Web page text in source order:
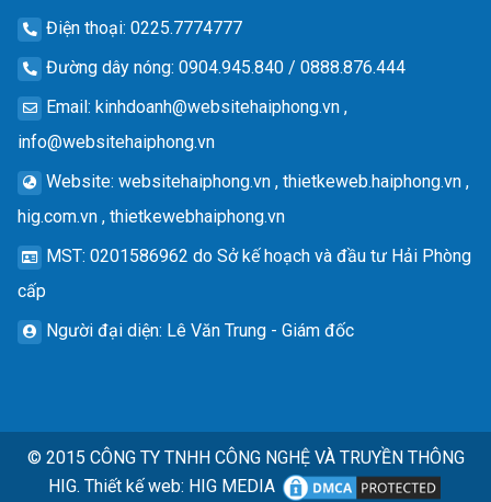
Điện thoại: 0225.7774777
Đường dây nóng: 0904.945.840 / 0888.876.444
Email: kinhdoanh@websitehaiphong.vn ,
info@websitehaiphong.vn
Website: websitehaiphong.vn , thietkeweb.haiphong.vn ,
hig.com.vn , thietkewebhaiphong.vn
MST: 0201586962 do Sở kế hoạch và đầu tư Hải Phòng
cấp
Người đại diện: Lê Văn Trung - Giám đốc
© 2015 CÔNG TY TNHH CÔNG NGHỆ VÀ TRUYỀN THÔNG
HIG. Thiết kế web: HIG MEDIA